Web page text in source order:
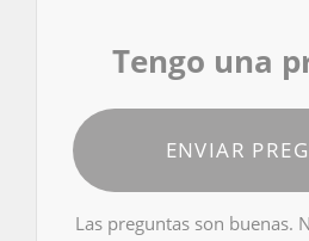
Tengo una
ENVIAR
Las preguntas son buenas.